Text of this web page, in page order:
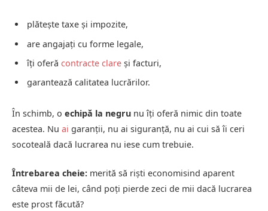
plătește taxe și impozite,
are angajați cu forme legale,
îți oferă contracte clare și facturi,
garantează calitatea lucrărilor.
În schimb, o echipă la negru nu îți oferă nimic din toate
acestea. Nu ai garanții, nu ai siguranță, nu ai cui să îi ceri
socoteală dacă lucrarea nu iese cum trebuie.
Întrebarea cheie: merită să riști economisind aparent
câteva mii de lei, când poți pierde zeci de mii dacă lucrarea
este prost făcută?